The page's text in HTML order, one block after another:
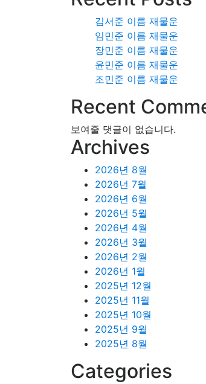
김서준 이름 재물운
임민준 이름 재물운
장민준 이름 재물운
윤민준 이름 재물운
조민준 이름 재물운
Recent
보여줄 댓글이 없습니다.
Archives
2026년 8월
2026년 7월
2026년 6월
2026년 5월
2026년 4월
2026년 3월
2026년 2월
2026년 1월
2025년 12월
2025년 11월
2025년 10월
2025년 9월
2025년 8월
Categories